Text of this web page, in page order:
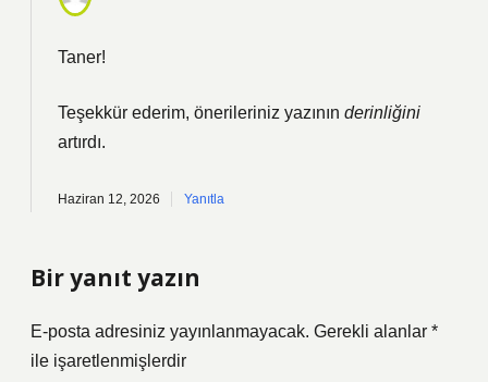
Taner!
Teşekkür ederim, önerileriniz yazının derinliğini
artırdı.
Haziran 12, 2026 Yanıtla
Bir yanıt yazın
E-posta adresiniz yayınlanmayacak. Gerekli alanlar *
ile işaretlenmişlerdir